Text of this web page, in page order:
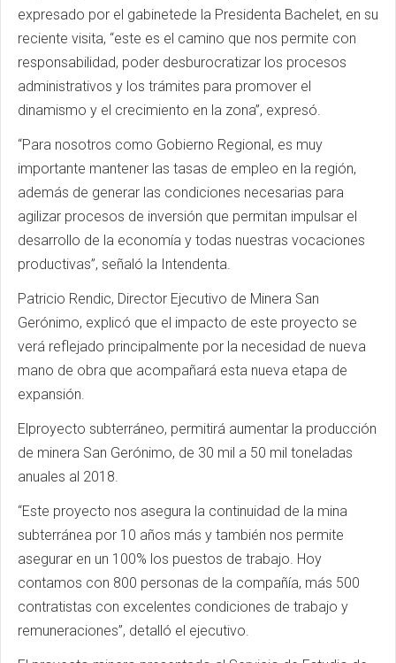
expresado por el gabinetede la Presidenta Bachelet, en su
reciente visita, “este es el camino que nos permite con
responsabilidad, poder desburocratizar los procesos
administrativos y los trámites para promover el
dinamismo y el crecimiento en la zona”, expresó.
“Para nosotros como Gobierno Regional, es muy
importante mantener las tasas de empleo en la región,
además de generar las condiciones necesarias para
agilizar procesos de inversión que permitan impulsar el
desarrollo de la economía y todas nuestras vocaciones
productivas”, señaló la Intendenta.
Patricio Rendic, Director Ejecutivo de Minera San
Gerónimo, explicó que el impacto de este proyecto se
verá reflejado principalmente por la necesidad de nueva
mano de obra que acompañará esta nueva etapa de
expansión.
Elproyecto subterráneo, permitirá aumentar la producción
de minera San Gerónimo, de 30 mil a 50 mil toneladas
anuales al 2018.
“Este proyecto nos asegura la continuidad de la mina
subterránea por 10 años más y también nos permite
asegurar en un 100% los puestos de trabajo. Hoy
contamos con 800 personas de la compañía, más 500
contratistas con excelentes condiciones de trabajo y
remuneraciones”, detalló el ejecutivo.